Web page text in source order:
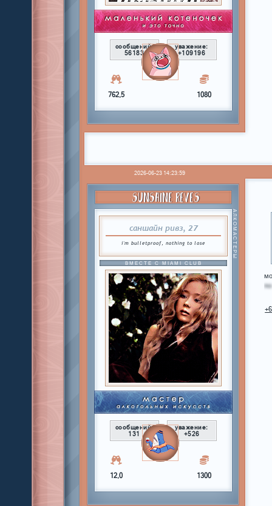
сообщений:
56183
уважение:
+109196
762,5 1080
2026-06-23 14:23:59
SUNSHINE REVES
саншайн ривз, 27
i'm bulletproof, nothing to lose АЛКОМАСТЕРЫ
ВМЕСТЕ С MIAMI CLUB
сообщений:
131
уважение:
+526
12,0 1300
+6